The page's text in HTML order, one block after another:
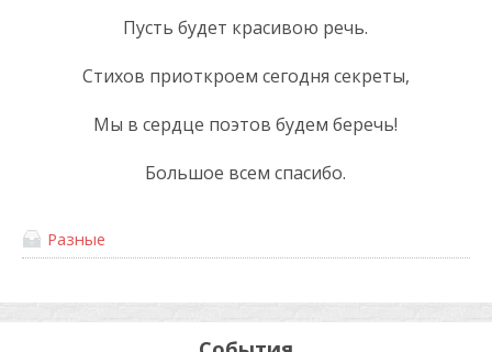
Пусть будет красивою речь.
Стихов приоткроем сегодня секреты,
Мы в сердце поэтов будем беречь!
Большое всем спасибо.
Разные